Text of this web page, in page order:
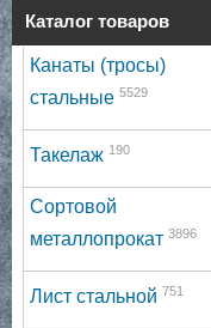
Каталог товаров
Канаты (тросы)
стальные 5529
Такелаж 190
Сортовой
металлопрокат 3896
Лист стальной 751